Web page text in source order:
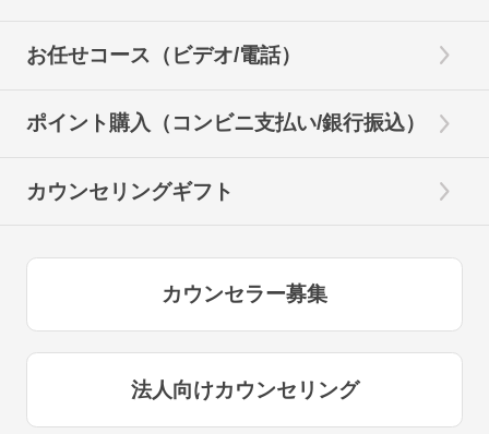
お任せコース（ビデオ/電話）
ポイント購入（コンビニ支払い/銀行振込）
カウンセリングギフト
カウンセラー募集
法人向けカウンセリング